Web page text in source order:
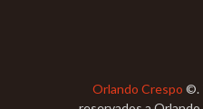
Orlando Crespo ©.